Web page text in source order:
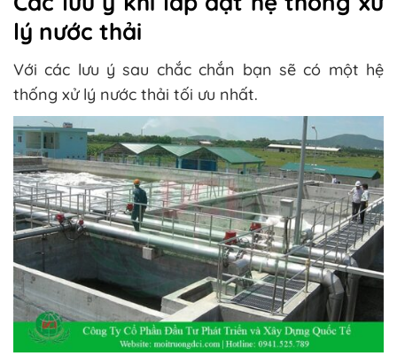
lý nước thải
Với các lưu ý sau chắc chắn bạn sẽ có một hệ
thống xử lý nước thải tối ưu nhất.